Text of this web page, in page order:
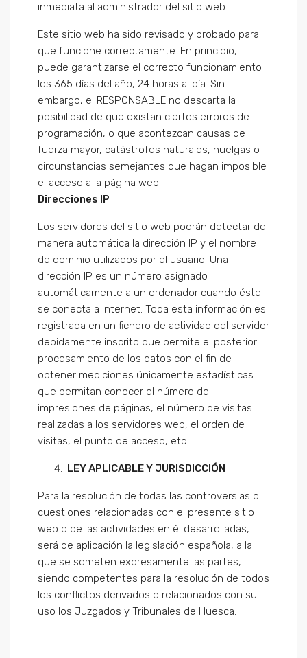
inmediata al administrador del sitio web.
Este sitio web ha sido revisado y probado para
que funcione correctamente. En principio,
puede garantizarse el correcto funcionamiento
los 365 días del año, 24 horas al día. Sin
embargo, el RESPONSABLE no descarta la
posibilidad de que existan ciertos errores de
programación, o que acontezcan causas de
fuerza mayor, catástrofes naturales, huelgas o
circunstancias semejantes que hagan imposible
el acceso a la página web.
Direcciones IP
Los servidores del sitio web podrán detectar de
manera automática la dirección IP y el nombre
de dominio utilizados por el usuario. Una
dirección IP es un número asignado
automáticamente a un ordenador cuando éste
se conecta a Internet. Toda esta información es
registrada en un fichero de actividad del servidor
debidamente inscrito que permite el posterior
procesamiento de los datos con el fin de
obtener mediciones únicamente estadísticas
que permitan conocer el número de
impresiones de páginas, el número de visitas
realizadas a los servidores web, el orden de
visitas, el punto de acceso, etc.
LEY APLICABLE Y JURISDICCIÓN
Para la resolución de todas las controversias o
cuestiones relacionadas con el presente sitio
web o de las actividades en él desarrolladas,
será de aplicación la legislación española, a la
que se someten expresamente las partes,
siendo competentes para la resolución de todos
los conflictos derivados o relacionados con su
uso los Juzgados y Tribunales de Huesca.